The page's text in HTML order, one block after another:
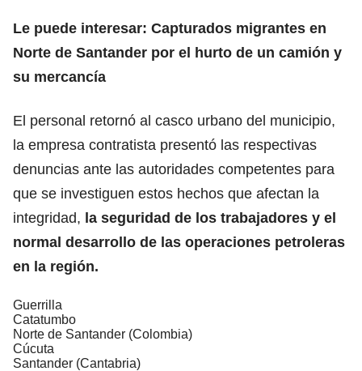
Le puede interesar: Capturados migrantes en
Norte de Santander por el hurto de un camión y
su mercancía
El personal retornó al casco urbano del municipio,
la empresa contratista presentó las respectivas
denuncias ante las autoridades competentes para
que se investiguen estos hechos que afectan la
integridad, la seguridad de los trabajadores y el
normal desarrollo de las operaciones petroleras
en la región.
Guerrilla
Catatumbo
Norte de Santander (Colombia)
Cúcuta
Santander (Cantabria)